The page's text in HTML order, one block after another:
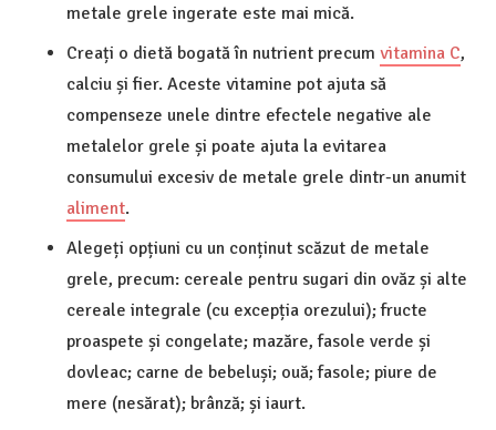
metale grele ingerate este mai mică.
Creați o dietă bogată în nutrient precum vitamina C,
calciu și fier. Aceste vitamine pot ajuta să
compenseze unele dintre efectele negative ale
metalelor grele și poate ajuta la evitarea
consumului excesiv de metale grele dintr-un anumit
aliment.
Alegeți opțiuni cu un conținut scăzut de metale
grele, precum: cereale pentru sugari din ovăz și alte
cereale integrale (cu excepția orezului); fructe
proaspete și congelate; mazăre, fasole verde și
dovleac; carne de bebeluși; ouă; fasole; piure de
mere (nesărat); brânză; și iaurt.